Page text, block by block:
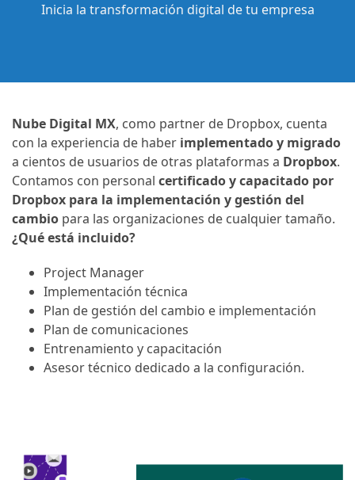
Inicia la transformación digital de tu empresa
Nube Digital MX, como partner de Dropbox, cuenta
con la experiencia de haber implementado y migrado
a cientos de usuarios de otras plataformas a Dropbox.
Contamos con personal certificado y capacitado por
Dropbox para la implementación y gestión del
cambio para las organizaciones de cualquier tamaño.
¿Qué está incluido?
Project Manager
Implementación técnica
Plan de gestión del cambio e implementación
Plan de comunicaciones
Entrenamiento y capacitación
Asesor técnico dedicado a la configuración.